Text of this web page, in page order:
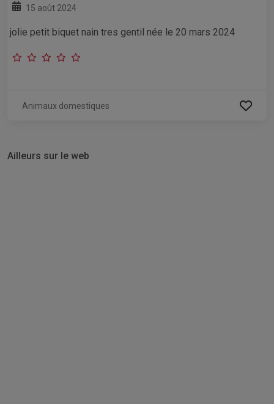
15 août 2024
jolie petit biquet nain tres gentil née le 20 mars 2024
Animaux domestiques
Ailleurs sur le web